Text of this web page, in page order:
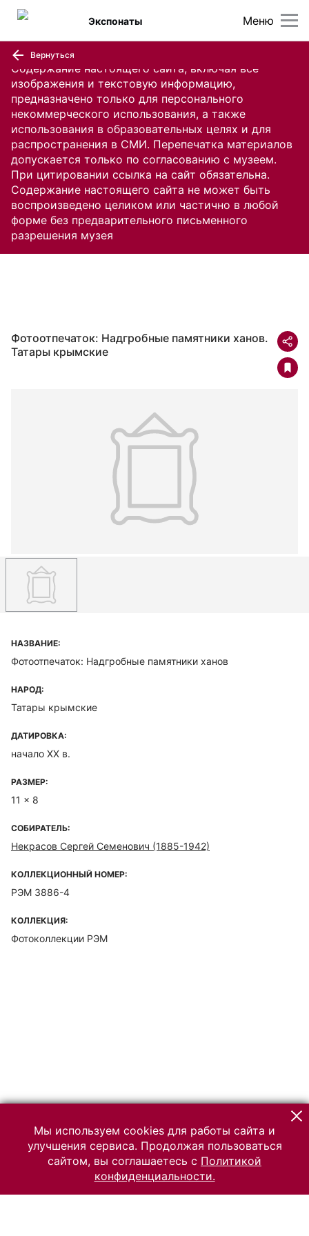
Содержание настоящего сайта, включая все
изображения и текстовую информацию,
предназначено только для персонального
некоммерческого использования, а также
использования в образовательных целях и для
распространения в СМИ. Перепечатка материалов
допускается только по согласованию с музеем.
При цитировании ссылка на сайт обязательна.
Содержание настоящего сайта не может быть
воспроизведено целиком или частично в любой
форме без предварительного письменного
разрешения музея
Меню
Экспонаты
Вернуться
Фотоотпечаток: Надгробные памятники ханов.
Татары крымские
НАЗВАНИЕ:
Фотоотпечаток: Надгробные памятники ханов
НАРОД:
Татары крымские
ДАТИРОВКА:
начало XX в.
РАЗМЕР:
11 x 8
СОБИРАТЕЛЬ:
Некрасов Сергей Семенович (1885-1942)
КОЛЛЕКЦИОННЫЙ НОМЕР:
РЭМ 3886-4
КОЛЛЕКЦИЯ:
Фотоколлекции РЭМ
Мы используем cookies для работы сайта и
улучшения сервиса. Продолжая пользоваться
сайтом, вы соглашаетесь с Политикой
конфиденциальности.